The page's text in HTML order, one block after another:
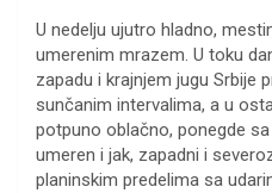
U nedelju ujutro hladno,
umerenim mrazem. U toku
zapadu i krajnjem jugu Srbije
sunčanim intervalima, a u
potpuno oblačno, ponegde
umeren i jak, zapadni i
planinskim predelima sa